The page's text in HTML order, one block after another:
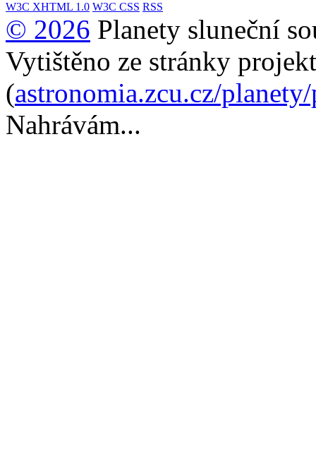
W3C XHTML 1.0 W3C CSS RSS
© 2026 Planety sluneční
Vytištěno ze stránky
(astronomia.zcu.cz/
Nahrávám...